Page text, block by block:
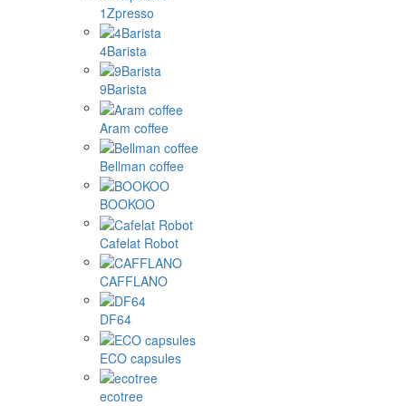
1Zpresso
4Barista
9Barista
Aram coffee
Bellman coffee
BOOKOO
Cafelat Robot
CAFFLANO
DF64
ECO capsules
ecotree